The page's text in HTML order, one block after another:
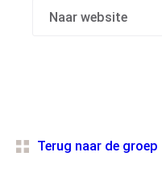
Machinepark
Naar website
Terug naar de groep